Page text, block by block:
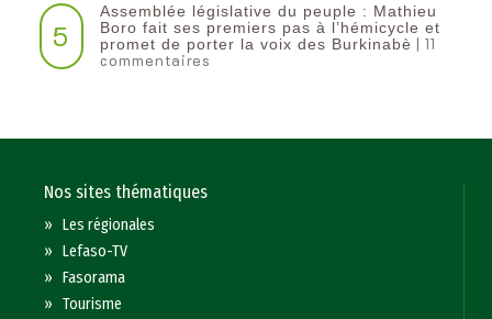
5
Assemblée législative du peuple : Mathieu
Boro fait ses premiers pas à l’hémicycle et
promet de porter la voix des Burkinabè | 11
commentaires
Nos sites thématiques
»Les régionales
»Lefaso-TV
»Fasorama
»Tourisme